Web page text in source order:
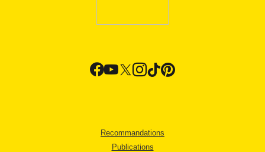
Recommandations
Publications